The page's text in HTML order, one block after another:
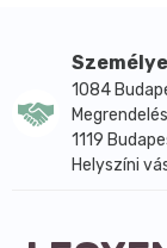
1084
1119
Helyszíni